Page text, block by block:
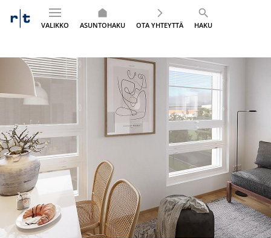
sisältöön
VALIKKO ASUNTOHAKU OTA YHTEYTTÄ HAKU